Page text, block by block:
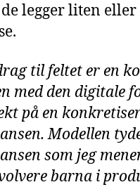
de legger liten
til feltet er en
med den digitale
på en
Modellen
som jeg
barna i